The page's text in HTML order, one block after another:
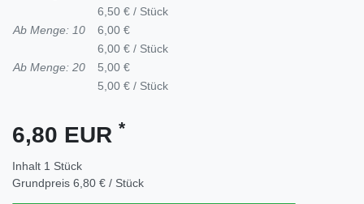
6,50 € / Stück
Ab Menge: 10
6,00 €
6,00 € / Stück
Ab Menge: 20
5,00 €
5,00 € / Stück
6,80 EUR *
Inhalt 1 Stück
Grundpreis 6,80 € / Stück